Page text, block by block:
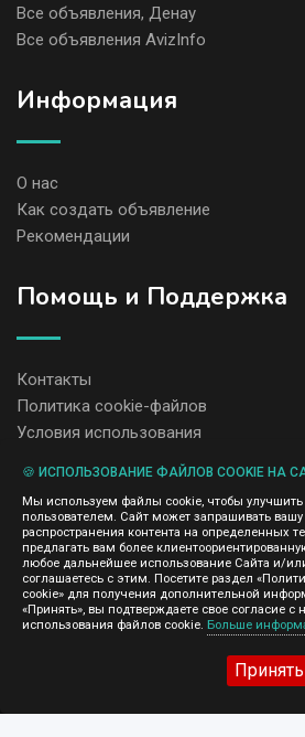
Все объявления, Денау
Все объявления AvizInfo
Информация
О нас
Как создать объявление
Рекомендации
Помощь и Поддержка
Контакты
Политика cookie-файлов
Условия использования
содержание размещенных объявлений.
Мы ценим конфиденциальность наших
передаем и не продаем личную
пользователей AvizInfo.uz третьим
правила конфиденциальности сайтов на
AvizInfo.uz. На некоторых страницах
реклама Google Adsense Advertising
подробней о правилах
🍪 ИСПОЛЬЗОВАНИЕ ФАЙЛОВ COOKIE НА
Мы используем файлы cookie, чтобы улучшить
пользователем. Сайт может запрашивать
распространения контента на определенных
предлагать вам более
любое дальнейшее использование Сайта и/
соглашаетесь с этим. Посетите раздел
cookie» для получения дополнительной
«Принять», вы подтверждаете свое согласие с
использования файлов cookie. Больше
Принять